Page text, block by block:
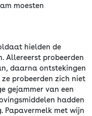
moesten
hielden de
Allereerst probeerden
daarna ontstekingen
probeerden zich niet
gejammer van een
hadden
Papavermelk met wijn